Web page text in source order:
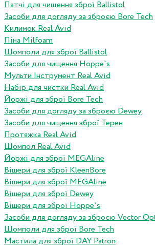
Патчі для чищення зброї Ballistol
Засоби для догляду за зброєю Bore Tech
Килимок Real Avid
Піна Milfoam
Шомполи для зброї Ballistol
Засоби для чищення Hoppe`s
Мульти Інструмент Real Avid
Набір для чистки Real Avid
Йоржі для зброї Bore Tech
Засоби для догляду за зброєю Dewey
Засоби для чищення зброї Терен
Протяжка Real Avid
Шомпол Real Avid
Йоржі для зброї MEGAline
Вішери для зброї KleenBore
Вішери для зброї MEGAline
Вішери для зброї Dewey
Вішери для зброї Hoppe`s
Засоби для догляду за зброєю Vector
Шомполи для зброї Bore Tech
Мастила для зброї DAY Patron